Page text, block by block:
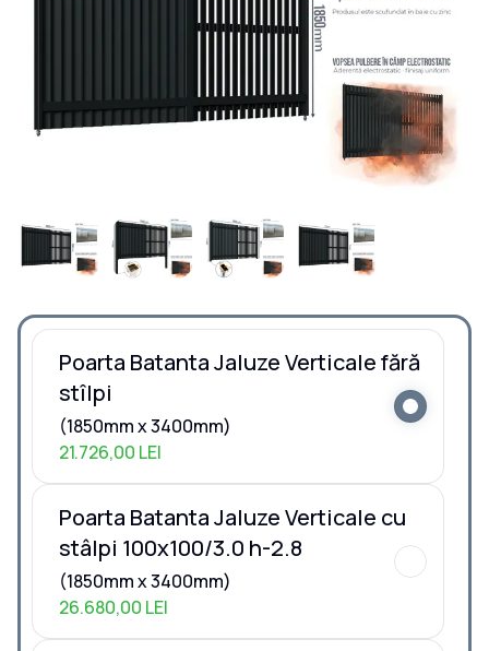
Poarta Batanta Jaluze Verticale fără
stîlpi
(1850mm x 3400mm)
21.726,00 LEI
Poarta Batanta Jaluze Verticale cu
stâlpi 100x100/3.0 h-2.8
(1850mm x 3400mm)
26.680,00 LEI